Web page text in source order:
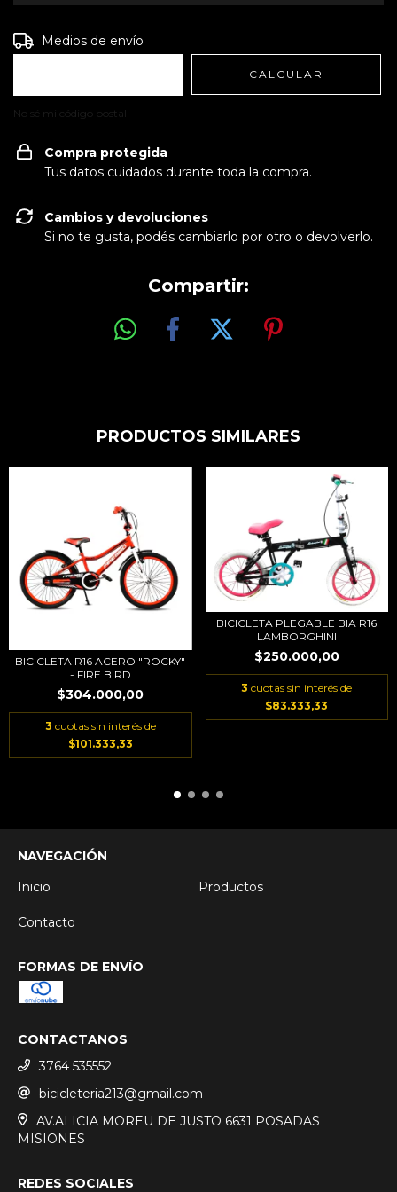
Entregas para el CP:
Medios de envío
CALCULAR
No sé mi código postal
Compra protegida
Tus datos cuidados durante toda la compra.
Cambios y devoluciones
Si no te gusta, podés cambiarlo por otro o devolverlo.
Compartir:
PRODUCTOS SIMILARES
BICICLETA R16 ACERO "ROCKY"
- FIRE BIRD
$304.000,00
3 cuotas sin interés de
$101.333,33
BICICLETA PLEGABLE BIA R16
LAMBORGHINI
$250.000,00
3 cuotas sin interés de
$83.333,33
NAVEGACIÓN
Inicio
Productos
Contacto
FORMAS DE ENVÍO
CONTACTANOS
3764 535552
bicicleteria213@gmail.com
AV.ALICIA MOREU DE JUSTO 6631 POSADAS
MISIONES
REDES SOCIALES